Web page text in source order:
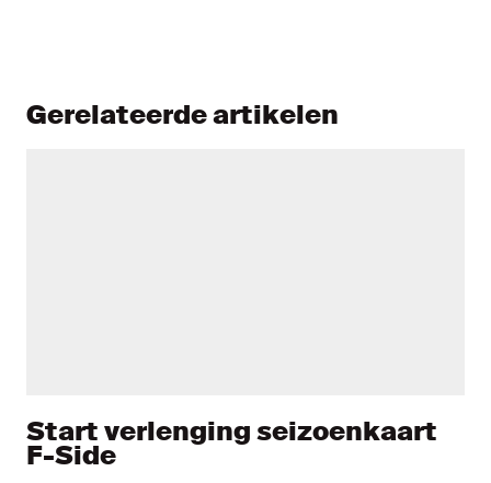
Gerelateerde artikelen
Start verlenging seizoenkaart
F-Side